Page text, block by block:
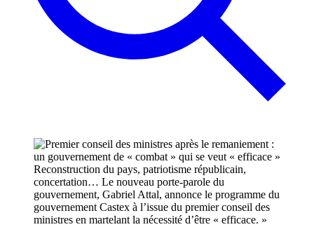
Reconstruction du pays, patriotisme républicain,
concertation… Le nouveau porte-parole du
gouvernement, Gabriel Attal, annonce le programme du
gouvernement Castex à l’issue du premier conseil des
ministres en martelant la nécessité d’être « efficace. »